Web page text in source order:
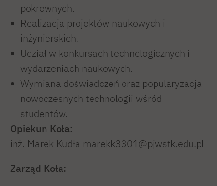
pokrewnych.
Realizacja projektów naukowych i
inżynierskich.
Udział w konkursach technologicznych i
wydarzeniach naukowych.
Wymiana doświadczeń oraz popularyzacja
nowoczesnych technologii wśród
studentów.
Opiekun Koła:
inż. Marek Kudła marekk3301@pjwstk.edu.pl
Zarząd Koła: